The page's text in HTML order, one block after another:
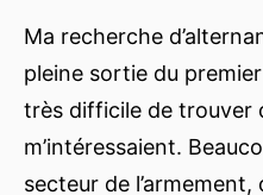
Ma recherche
pleine sortie du
très difficile de trouver
m’intéressaient.
secteur de l’armement,